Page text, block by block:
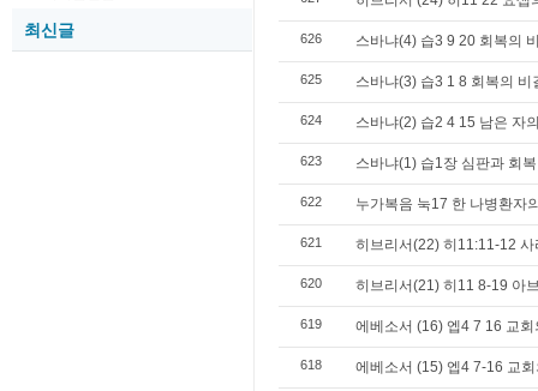
최신글
05-20 (고린도전서9) 고전5:1-13 ...
(고린도전서8) 고전4 9-21 교...
05-18 (고린도전서7) 고전4:1-8 판...
626 스바냐(4) 습3 9 20 회복의
625 스바냐(3) 습3 1 8 회복의 비
624 스바냐(2) 습2 4 15 남은 자
623 스바냐(1) 습1장 심판과 회복
622 누가복음 눅17 한 나병환자
621 히브리서(22) 히11:11-12
620 히브리서(21) 히11 8-19 아
619 에베소서 (16) 엡4 7 16 교
618 에베소서 (15) 엡4 7-16 교